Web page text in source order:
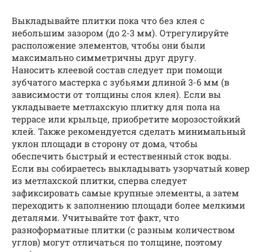
Выкладывайте плитки пока что без клея с
небольшим зазором (до 2-3 мм). Отрегулируйте
расположение элементов, чтобы они были
максимально симметричны друг другу.
Наносить клеевой состав следует при помощи
зубчатого мастерка с зубьями длиной 3-6 мм (в
зависимости от толщины слоя клея). Если вы
укладываете метлахскую плитку для пола на
террасе или крыльце, приобретите морозостойкий
клей. Также рекомендуется сделать минимальный
уклон площади в сторону от дома, чтобы
обеспечить быстрый и естественный сток воды.
Если вы собираетесь выкладывать узорчатый ковер
из метлахской плитки, сперва следует
зафиксировать самые крупные элементы, а затем
переходить к заполнению площади более мелкими
деталями. Учитывайте тот факт, что
разноформатные плитки (с разным количеством
углов) могут отличаться по толщине, поэтому